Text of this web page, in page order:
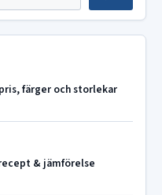
färger och storlekar
& jämförelse